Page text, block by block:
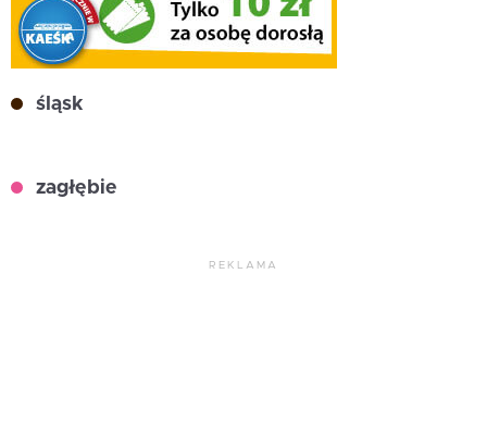
śląsk
zagłębie
REKLAMA